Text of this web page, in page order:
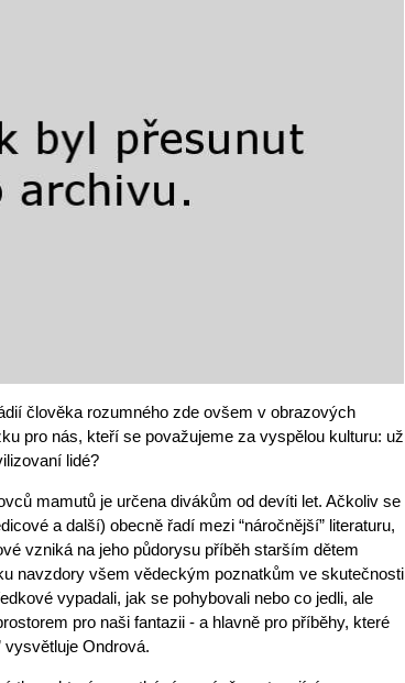
člověka rozumného zde ovšem v obrazových
pro nás, kteří se považujeme za vyspělou kulturu: už
lidé?
mamutů je určena divákům od devíti let. Ačkoliv se
a další) obecně řadí mezi “náročnější” literaturu,
vzniká na jeho půdorysu příběh starším dětem
navzdory všem vědeckým poznatkům ve skutečnosti
vypadali, jak se pohybovali nebo co jedli, ale
pro naši fantazii - a hlavně pro příběhy, které
vysvětluje Ondrová.